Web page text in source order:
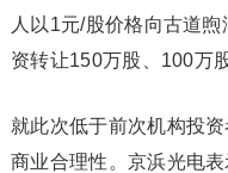
人以1元/股价格向古道
资转让150万股、100万
就此次低于前次机构投
商业合理性。京浜光电